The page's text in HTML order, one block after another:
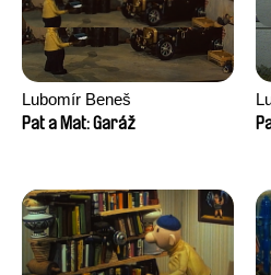
Lubomír Beneš
Pat a Mat: Garáž